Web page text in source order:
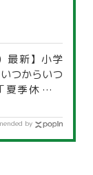
最新】小学
つからいつ
季休暇一
by